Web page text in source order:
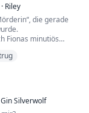
· Riley
die gerade
Fionas minutiös
der Last einer
hat.
meine
meiner Mutter zur
Gin Silverwolf